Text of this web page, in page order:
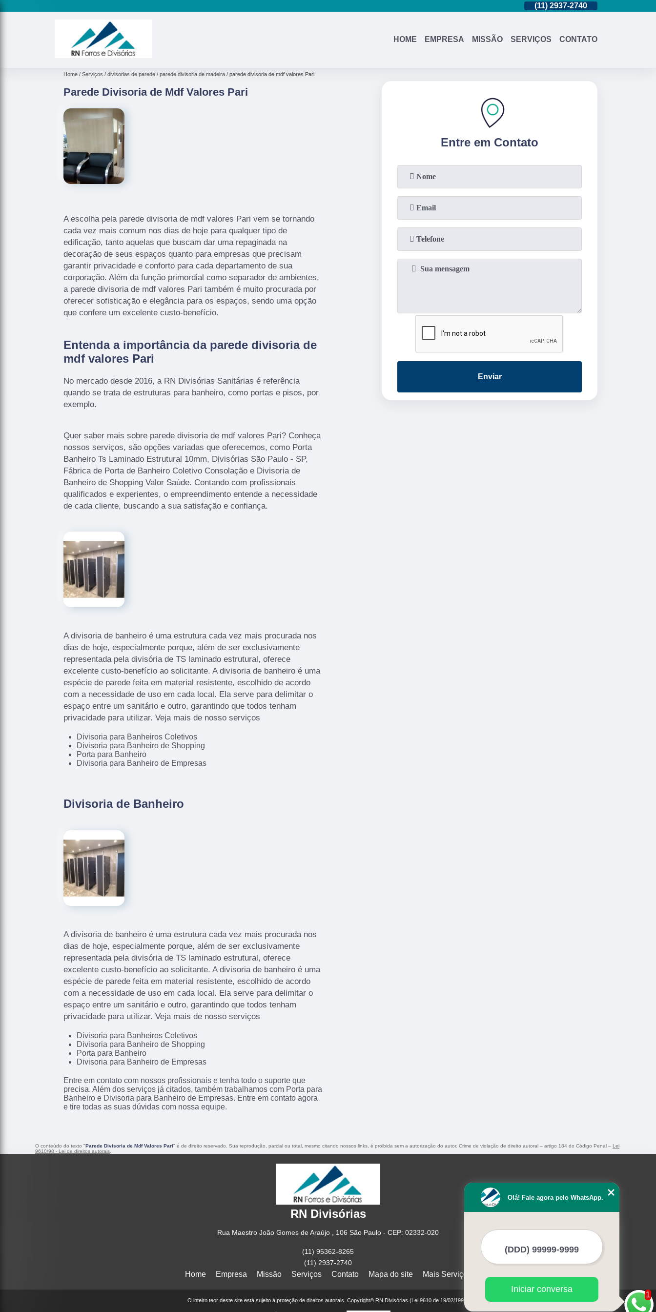
(11)2937-2740
HOME EMPRESA MISSÃO SERVIÇOS CONTATO
Home Serviços divisorias de parede parede divisoria de madeira parede divisoria de mdf valores Pari
Parede Divisoria de Mdf Valores Pari
A escolha pela parede divisoria de mdf valores Pari vem se tornando
cada vez mais comum nos dias de hoje para qualquer tipo de
edificação, tanto aquelas que buscam dar uma repaginada na
decoração de seus espaços quanto para empresas que precisam
garantir privacidade e conforto para cada departamento de sua
corporação. Além da função primordial como separador de ambientes,
a parede divisoria de mdf valores Pari também é muito procurada por
oferecer sofisticação e elegância para os espaços, sendo uma opção
que confere um excelente custo-benefício.
Entenda a importância da parede divisoria de
mdf valores Pari
No mercado desde 2016, a RN Divisórias Sanitárias é referência
quando se trata de estruturas para banheiro, como portas e pisos, por
exemplo.
Quer saber mais sobre parede divisoria de mdf valores Pari? Conheça
nossos serviços, são opções variadas que oferecemos, como Porta
Banheiro Ts Laminado Estrutural 10mm, Divisórias São Paulo - SP,
Fábrica de Porta de Banheiro Coletivo Consolação e Divisoria de
Banheiro de Shopping Valor Saúde. Contando com profissionais
qualificados e experientes, o empreendimento entende a necessidade
de cada cliente, buscando a sua satisfação e confiança.
A divisoria de banheiro é uma estrutura cada vez mais procurada nos
dias de hoje, especialmente porque, além de ser exclusivamente
representada pela divisória de TS laminado estrutural, oferece
excelente custo-benefício ao solicitante. A divisoria de banheiro é uma
espécie de parede feita em material resistente, escolhido de acordo
com a necessidade de uso em cada local. Ela serve para delimitar o
espaço entre um sanitário e outro, garantindo que todos tenham
privacidade para utilizar. Veja mais de nosso serviços
Divisoria para Banheiros Coletivos
Divisoria para Banheiro de Shopping
Porta para Banheiro
Divisoria para Banheiro de Empresas
Divisoria de Banheiro
A divisoria de banheiro é uma estrutura cada vez mais procurada nos
dias de hoje, especialmente porque, além de ser exclusivamente
representada pela divisória de TS laminado estrutural, oferece
excelente custo-benefício ao solicitante. A divisoria de banheiro é uma
espécie de parede feita em material resistente, escolhido de acordo
com a necessidade de uso em cada local. Ela serve para delimitar o
espaço entre um sanitário e outro, garantindo que todos tenham
privacidade para utilizar. Veja mais de nosso serviços
Divisoria para Banheiros Coletivos
Divisoria para Banheiro de Shopping
Porta para Banheiro
Divisoria para Banheiro de Empresas
Entre em contato com nossos profissionais e tenha todo o suporte que
precisa. Além dos serviços já citados, também trabalhamos com Porta para
Banheiro e Divisoria para Banheiro de Empresas. Entre em contato agora
e tire todas as suas dúvidas com nossa equipe.
Entre em Contato
Enviar
O conteúdo do texto "Parede Divisoria de Mdf Valores Pari" é de direito reservado. Sua reprodução, parcial ou total, mesmo citando nossos links, é proibida sem a autorização do autor. Crime de violação de direito autoral – artigo 184 do Código Penal – Lei
9610/98 - Lei de direitos autorais.
RN Divisórias
Rua Maestro João Gomes de Araújo , 106 São Paulo - CEP: 02332-020
(11) 95362-8265
(11) 2937-2740
Home Empresa Missão Serviços Contato Mapa do site Mais Serviços
O inteiro teor deste site está sujeito à proteção de direitos autorais. Copyright© RN Divisórias (Lei 9610 de 19/02/1998)
1
Olá! Fale agora pelo WhatsApp.
Iniciar conversa